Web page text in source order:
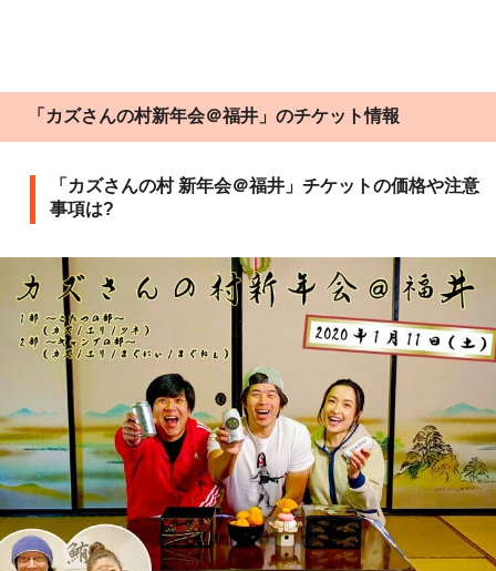
「カズさんの村新年会＠福井」のチケット情報
「カズさんの村 新年会＠福井」チケットの価格や注意
事項は?